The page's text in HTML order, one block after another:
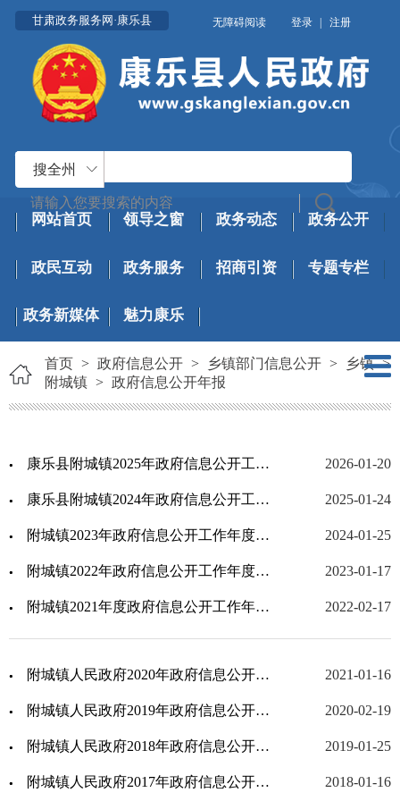
甘肃政务服务网·康乐县 无障碍阅读 登录 | 注册
搜全州
网站首页 领导之窗 政务动态 政务公开
政民互动 政务服务 招商引资 专题专栏
政务新媒体 魅力康乐
首页 > 政府信息公开 > 乡镇部门信息公开 > 乡镇 >
附城镇 > 政府信息公开年报
康乐县附城镇2025年政府信息公开工作年度报告 2026-01-20
康乐县附城镇2024年政府信息公开工作年度报告 2025-01-24
附城镇2023年政府信息公开工作年度报告 2024-01-25
附城镇2022年政府信息公开工作年度报告 2023-01-17
附城镇2021年度政府信息公开工作年度报告 2022-02-17
附城镇人民政府2020年政府信息公开工作年度报告 2021-01-16
附城镇人民政府2019年政府信息公开工作年度报告 2020-02-19
附城镇人民政府2018年政府信息公开工作年度报告 2019-01-25
附城镇人民政府2017年政府信息公开工作年度报告 2018-01-16